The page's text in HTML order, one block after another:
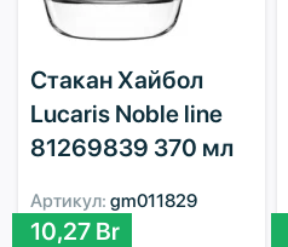
Стакан Хайбол
Lucaris Noble line
81269839 370 мл
Артикул: gm011829
10,27 Br